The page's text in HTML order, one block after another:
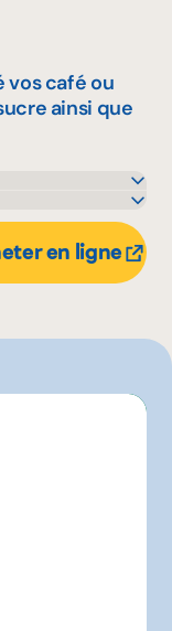
vos café ou
ainsi que
en ligne